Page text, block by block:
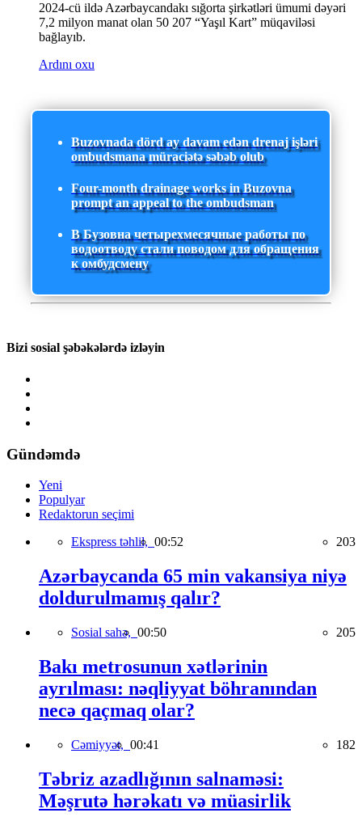
2024-cü ildə Azərbaycandakı sığorta şirkətləri ümumi dəyəri
7,2 milyon manat olan 50 207 “Yaşıl Kart” müqaviləsi
bağlayıb.
Ardını oxu
Buzovnada dörd ay davam edən drenaj işləri
ombudsmana müraciətə səbəb olub
Four-month drainage works in Buzovna
prompt an appeal to the ombudsman
В Бузовна четырехмесячные работы по
водоотводу стали поводом для обращения
к омбудсмену
Bizi sosial şəbəkələrdə izləyin
Gündəmdə
Yeni
Populyar
Redaktorun seçimi
Ekspress təhlil, 00:52 203
Azərbaycanda 65 min vakansiya niyə
doldurulmamış qalır?
Sosial sahə, 00:50 205
Bakı metrosunun xətlərinin
ayrılması: nəqliyyat böhranından
necə qaçmaq olar?
Cəmiyyət, 00:41 182
Təbriz azadlığının salnaməsi:
Məşrutə hərəkatı və müasirlik